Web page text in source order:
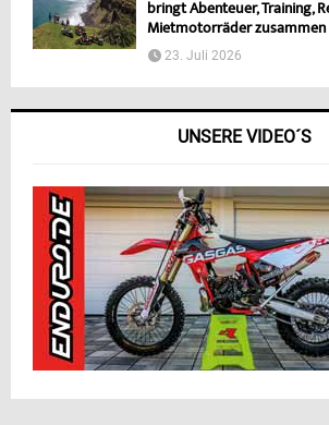
bringt Abenteuer, Training,
Mietmotorräder zusammen
23. Juli 2026
UNSERE VIDEO´S